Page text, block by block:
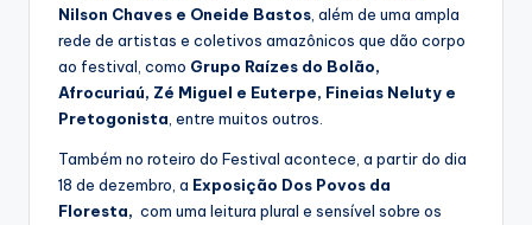
Nilson Chaves e Oneide Bastos , além de uma ampla
rede de artistas e coletivos amazônicos que dão corpo
ao festival, como Grupo Raízes do Bolão,
Afrocuriaú, Zé Miguel e Euterpe, Fineias Neluty e
Pretogonista , entre muitos outros.
Também no roteiro do Festival acontece, a partir do dia
18 de dezembro, a Exposição Dos Povos da
Floresta, com uma leitura plural e sensível sobre os